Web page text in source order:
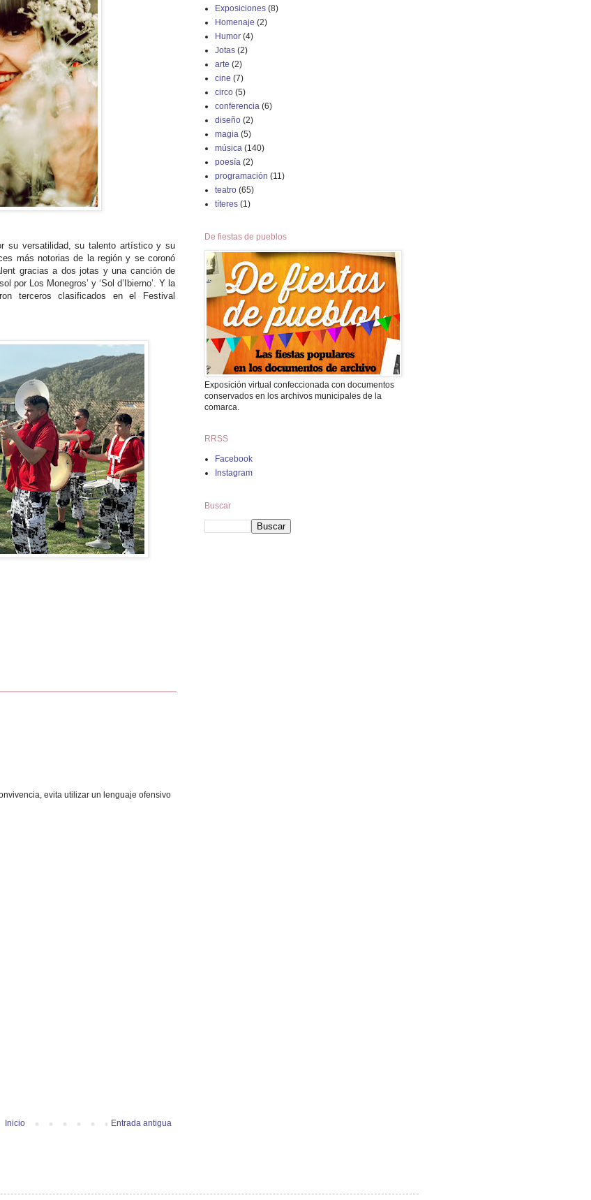
su versatilidad, su talento artístico y su
más notorias de la región y se coronó
gracias a dos jotas y una canción de
por Los Monegros’ y ‘Sol d’Ibierno’. Y la
terceros clasificados en el Festival
evita utilizar un lenguaje ofensivo
Entrada antigua
Inicio
Exposiciones (8)
Homenaje (2)
Humor (4)
Jotas (2)
arte (2)
cine (7)
circo (5)
conferencia (6)
diseño (2)
magia (5)
música (140)
poesía (2)
programación (11)
teatro (65)
títeres (1)
De fiestas de pueblos
Exposición virtual confeccionada con documentos
conservados en los archivos municipales de la
comarca.
RRSS
Facebook
Instagram
Buscar